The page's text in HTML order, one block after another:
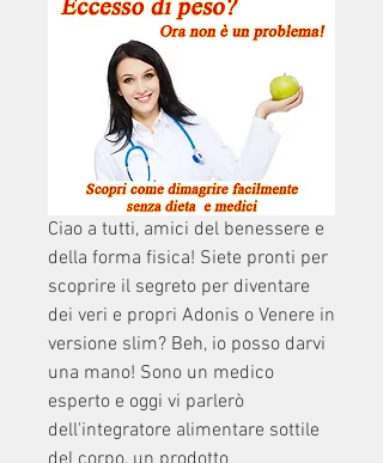
Ciao a tutti, amici del benessere e
della forma fisica! Siete pronti per
scoprire il segreto per diventare
dei veri e propri Adonis o Venere in
versione slim? Beh, io posso darvi
una mano! Sono un medico
esperto e oggi vi parlerò
dell'integratore alimentare sottile